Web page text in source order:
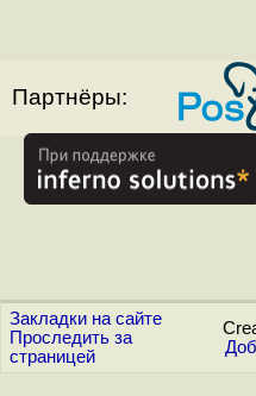
Партнёры:
Закладки на сайте
Проследить за
страницей